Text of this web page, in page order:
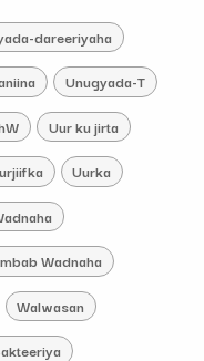
dareeriyaha
Unugyada-T
Uur ku jirta
Uurka
Wadnaha
Walwasan